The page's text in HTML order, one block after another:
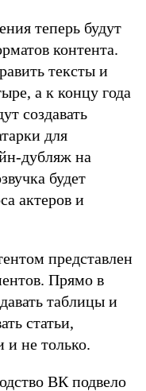
теперь будут
контента.
тексты и
а к концу года
создавать
для
дубляж на
будет
актеров и
представлен
Прямо в
таблицы и
статьи,
и не только.
ВК подвело